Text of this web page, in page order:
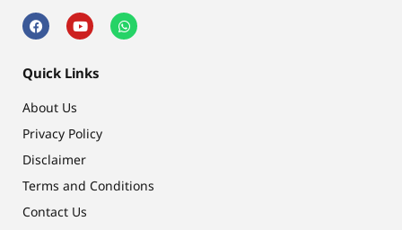
Quick Links
About Us
Privacy Policy
Disclaimer
Terms and Conditions
Contact Us